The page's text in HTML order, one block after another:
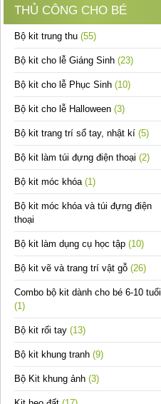
THỦ CÔNG CHO BÉ
Bộ kit trung thu (55)
Bộ kit cho lễ Giáng Sinh (23)
Bộ kit cho lễ Phục Sinh (10)
Bộ kit cho lễ Halloween (3)
Bộ kit trang trí sổ tay, nhật kí (5)
Bộ kit làm túi đựng điện thoại (2)
Bộ kit móc khóa (1)
Bộ kit móc khóa và túi đựng điện
thoại
Bộ kit làm dụng cụ học tập (10)
Bộ kit vẽ và trang trí vật gỗ (26)
Combo bộ kit dành cho bé 6-10 tuổi
(1)
Bộ kit rối tay (13)
Bộ kit khung tranh (9)
Bộ Kit khung ảnh (3)